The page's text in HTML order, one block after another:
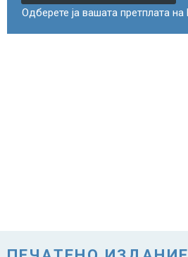
Одберете ја вашата претплата